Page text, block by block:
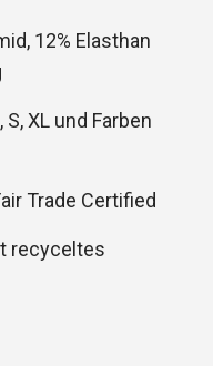
12% Elasthan
XL und Farben
Trade Certified
recyceltes